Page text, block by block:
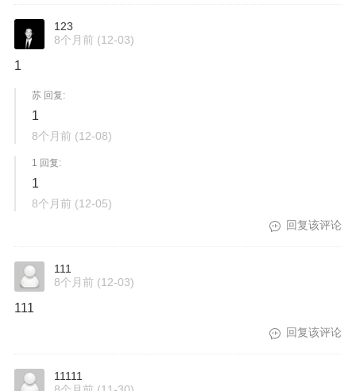
123
8个月前 (12-03)
1
苏 回复:
1
8个月前 (12-08)
1 回复:
1
8个月前 (12-05)
回复该评论
111
8个月前 (12-03)
111
回复该评论
11111